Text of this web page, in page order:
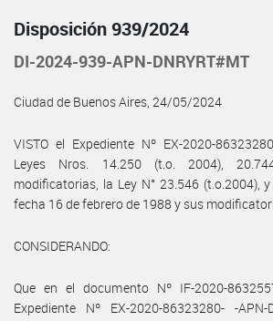
Disposición 939/2024
DI-2024-939-APN-DNRYRT#MT
Ciudad de Buenos Aires, 24/05/2024
VISTO el Expediente Nº EX-2020-
Leyes Nros. 14.250 (t.o. 2004),
modificatorias, la Ley N° 23.546 (t.o.2004),
fecha 16 de febrero de 1988 y sus
CONSIDERANDO:
Que en el documento Nº IF-2020-
Expediente Nº EX-2020-86323280- -